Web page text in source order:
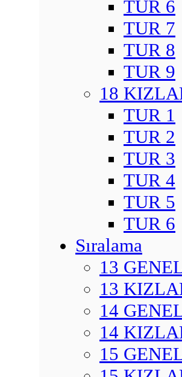
TUR 6
TUR 7
TUR 8
TUR 9
18
TUR 1
TUR 2
TUR 3
TUR 4
TUR 5
TUR 6
Sıralama
13
13
14
14
15